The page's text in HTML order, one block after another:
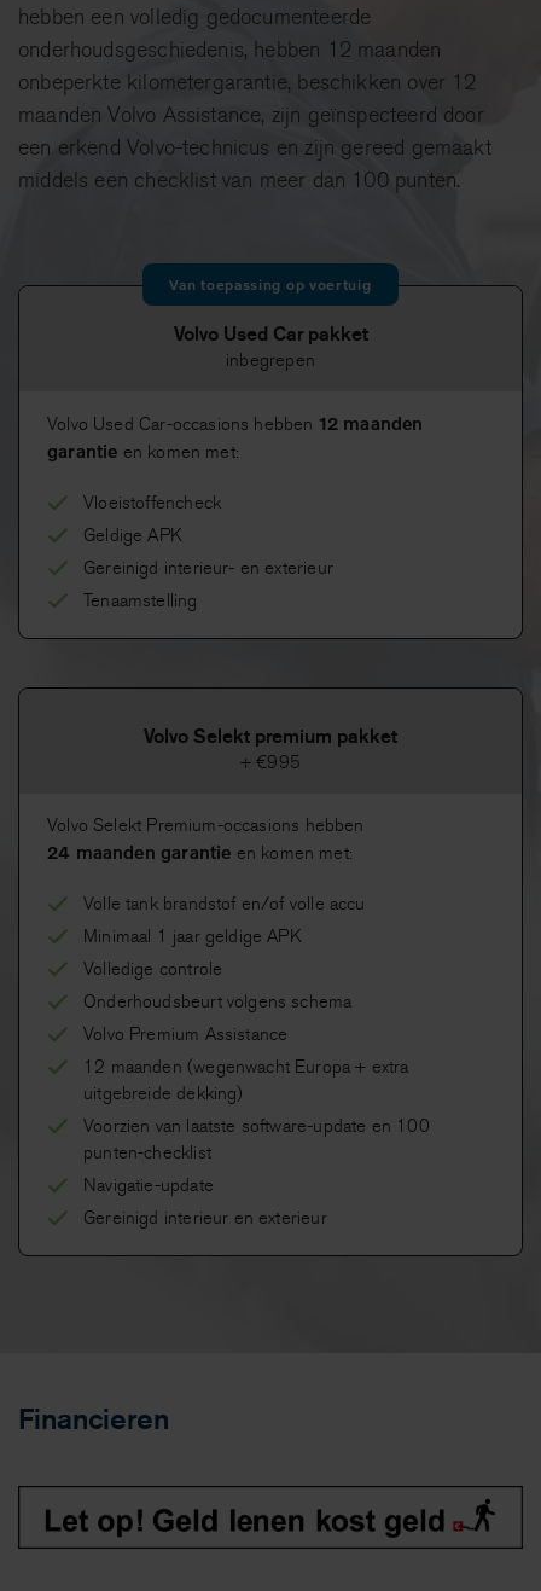
hebben een volledig gedocumenteerde
onderhoudsgeschiedenis, hebben 12 maanden
onbeperkte kilometergarantie, beschikken over 12
maanden Volvo Assistance, zijn geïnspecteerd door
een erkend Volvo-technicus en zijn gereed gemaakt
middels een checklist van meer dan 100 punten.
Van toepassing op voertuig
Volvo Used Car pakket
inbegrepen
Volvo Used Car-occasions hebben 12 maanden
garantie en komen met:
Vloeistoffencheck
Geldige APK
Gereinigd interieur- en exterieur
Tenaamstelling
Volvo Selekt premium pakket
+ €995
Volvo Selekt Premium-occasions hebben
24 maanden garantie en komen met:
Volle tank brandstof en/of volle accu
Minimaal 1 jaar geldige APK
Volledige controle
Onderhoudsbeurt volgens schema
Volvo Premium Assistance
12 maanden (wegenwacht Europa + extra
uitgebreide dekking)
Voorzien van laatste software-update en 100
punten-checklist
Navigatie-update
Gereinigd interieur en exterieur
Financieren